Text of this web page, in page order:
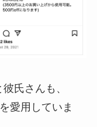
氏さんも、
愛用していま